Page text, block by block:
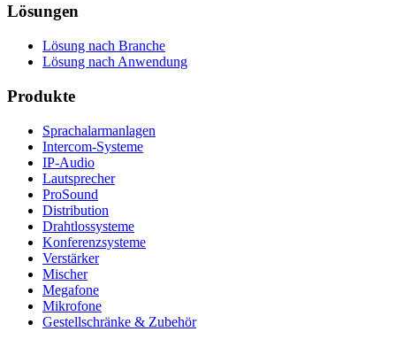
Lösungen
Lösung nach Branche
Lösung nach Anwendung
Produkte
Sprachalarmanlagen
Intercom-Systeme
IP-Audio
Lautsprecher
ProSound
Distribution
Drahtlossysteme
Konferenzsysteme
Verstärker
Mischer
Megafone
Mikrofone
Gestellschränke & Zubehör